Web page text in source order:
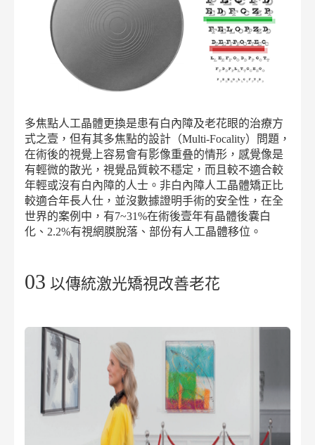
多焦點人工晶體更換是患有白內障及老花眼的治療方
式之壹，但有其多焦點的設計（Multi-Focality）問題，
在術後的視覺上容易會有影像重叠的情形，感覺像是
有輕微的散光，視覺品質較不穩定，而且較不適合較
年輕或沒有白內障的人士。非白內障人工晶體矯正比
較適合年長人仕，並沒數據證明手術的安全性，在全
世界的案例中，有7~31%在術後壹年有晶體後嚢白
化、2.2%有視網膜脫落、部份有人工晶體移位。
03 以傳統激光矯視改善老花